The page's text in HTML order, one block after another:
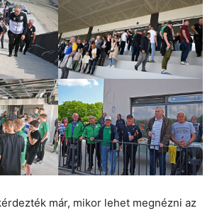
már, mikor lehet megnézni az